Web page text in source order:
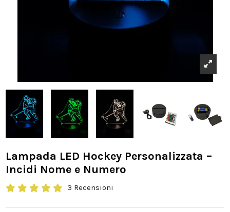
Lampada LED Hockey Personalizzata –
Incidi Nome e Numero
3 Recensioni